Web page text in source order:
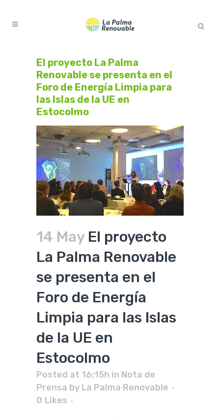
El proyecto La Palma
Renovable se presenta en el
Foro de Energía Limpia para
las Islas de la UE en
Estocolmo
14 MayEl proyecto
La Palma Renovable
se presenta en el
Foro de Energía
Limpia para las Islas
de la UE en
Estocolmo
Posted at 16:15h in Nota de
Prensa by La Palma Renovable
0 Likes